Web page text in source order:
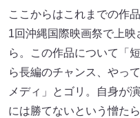
ここからはこれまでの作
1回沖縄国際映画祭で上
ら。この作品について「
ら長編のチャンス、やっ
メディ」とゴリ。自身が
には勝てないという憎た